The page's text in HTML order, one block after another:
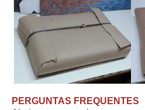
PERGUNTAS FREQUENTES